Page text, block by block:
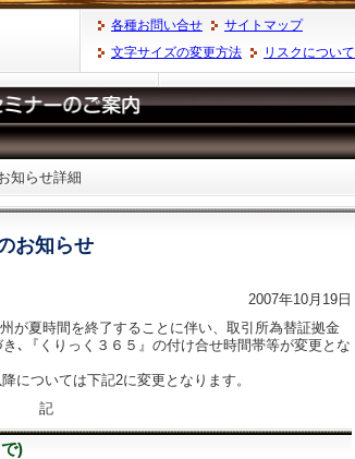
各種お問い合せ
サイトマップ
文字サイズの変更方法
リスクについて
知らせ詳細
お知らせ
2007年10月19日
が夏時間を終了することに伴い、取引所為替証拠金
､『くりっく３６５』の付け合せ時間帯等が変更とな
については下記2に変更となります。
記
)